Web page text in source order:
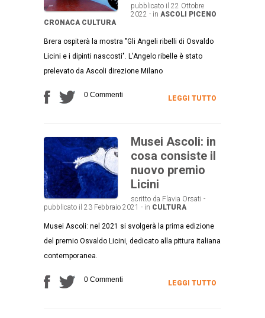
pubblicato il 22 Ottobre
2022 - in ASCOLI PICENO
CRONACA CULTURA
Brera ospiterà la mostra "Gli Angeli ribelli di Osvaldo
Licini e i dipinti nascosti". L'Angelo ribelle è stato
prelevato da Ascoli direzione Milano
0 Commenti LEGGI TUTTO
Musei Ascoli: in
cosa consiste il
nuovo premio
Licini
scritto da Flavia Orsati -
pubblicato il 23 Febbraio 2021 - in CULTURA
Musei Ascoli: nel 2021 si svolgerà la prima edizione
del premio Osvaldo Licini, dedicato alla pittura italiana
contemporanea.
0 Commenti LEGGI TUTTO